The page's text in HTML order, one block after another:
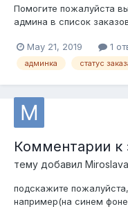
Помогите пожалуйста
админа в список
$history['comment']; ?>
/admin/view/template/
May 21, 2019 1
админка статус
Комментарии к
тему добавил
подскажите
например(на синем